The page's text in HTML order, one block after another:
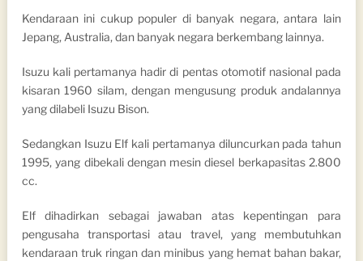
Kendaraan ini cukup populer di banyak negara, antara lain
Jepang, Australia, dan banyak negara berkembang lainnya.
Isuzu kali pertamanya hadir di pentas otomotif nasional pada
kisaran 1960 silam, dengan mengusung produk andalannya
yang dilabeli Isuzu Bison.
Sedangkan Isuzu Elf kali pertamanya diluncurkan pada tahun
1995, yang dibekali dengan mesin diesel berkapasitas 2.800
cc.
Elf dihadirkan sebagai jawaban atas kepentingan para
pengusaha transportasi atau travel, yang membutuhkan
kendaraan truk ringan dan minibus yang hemat bahan bakar,